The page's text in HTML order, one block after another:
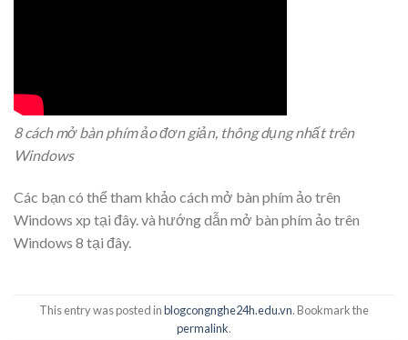
8 cách mở bàn phím ảo đơn giản, thông dụng nhất trên
Windows
Các bạn có thể tham khảo cách mở bàn phím ảo trên
Windows xp tại đây. và hướng dẫn mở bàn phím ảo trên
Windows 8 tại đây.
This entry was posted inblogcongnghe24h.edu.vn. Bookmark the
permalink.